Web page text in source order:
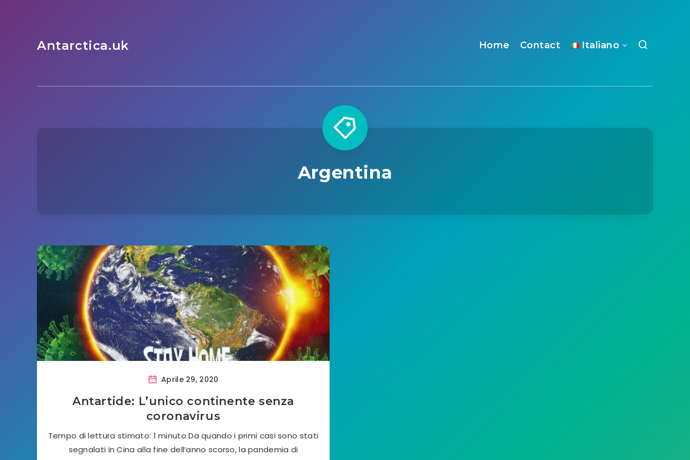
Antarctica.uk Home Contact Italiano
Argentina
Aprile 29, 2020
Antartide: L’unico continente senza
coronavirus
Tempo di lettura stimato: 1 minuto Da quando i primi casi sono stati
segnalati in Cina alla fine dell’anno scorso, la pandemia di